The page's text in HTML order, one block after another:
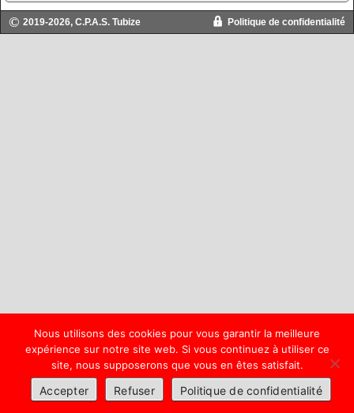
2019-2026, C.P.A.S. Tubize Politique de confidentialité
Nous utilisons des cookies pour vous garantir la meilleure
expérience sur notre site web. Si vous continuez à utiliser ce
site, nous supposerons que vous en êtes satisfait.
Accepter Refuser Politique de confidentialité